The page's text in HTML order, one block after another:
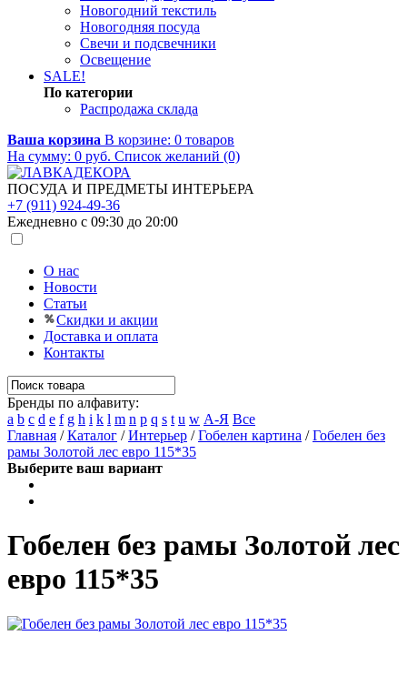
Новогодний текстиль
Новогодняя посуда
Свечи и подсвечники
Освещение
SALE!
По категории
Распродажа склада
Ваша корзина В корзине: 0 товаров
На сумму: 0 руб. Список желаний (0)
ПОСУДА И ПРЕДМЕТЫ ИНТЕРЬЕРА
+7 (911) 924-49-36
Ежедневно с 09:30 до 20:00
О нас
Новости
Статьи
Скидки и акции
Доставка и оплата
Контакты
Бренды по алфавиту:
a b c d e f g h i k l m n p q s t u w А-Я Все
Главная /Каталог /Интерьер /Гобелен картина /Гобелен без
рамы Золотой лес евро 115*35
Выберите ваш вариант
Гобелен без рамы Золотой лес
евро 115*35